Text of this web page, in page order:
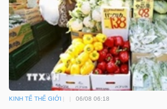
KINH TẾ THẾ GIỚI 06/08 06:18
tài
chính
Công